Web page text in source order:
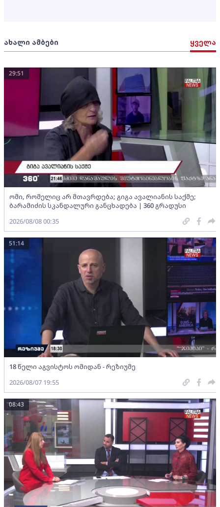
ახალი ამბები ყველა
ომი, რომელიც არ მთავრდება; გიგა ავალიანის საქმე;
ბარამიძის სკანდალური განცხადება | 360 გრადუსი
29:51
2026/08/08 00:35
18 წელი აგვისტოს ომიდან - რეზიუმე
51:14
2026/08/07 19:55
08:43